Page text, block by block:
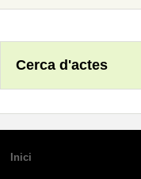
Cerca d'actes
Inici